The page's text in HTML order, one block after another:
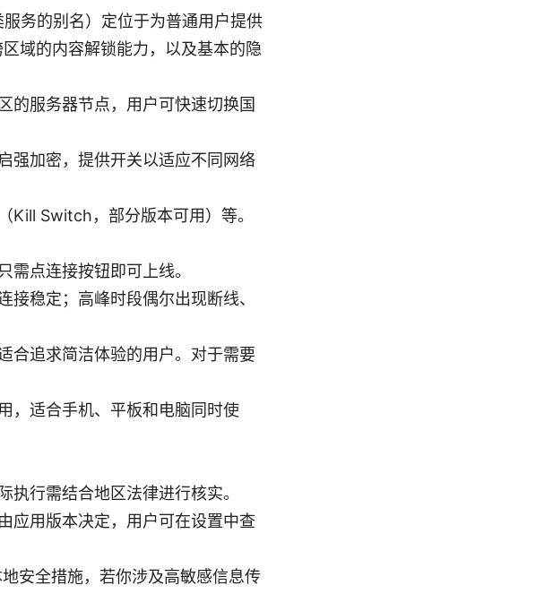
务的别名）定位于为普通用户提供
域的内容解锁能力，以及基本的隐
的服务器节点，用户可快速切换国
强加密，提供开关以适应不同网络
Kill Switch，部分版本可用）等。
需点连接按钮即可上线。
稳定；高峰时段偶尔出现断线、
合追求简洁体验的用户。对于需要
，适合手机、平板和电脑同时使
执行需结合地区法律进行核实。
应用版本决定，用户可在设置中查
安全措施，若你涉及高敏感信息传